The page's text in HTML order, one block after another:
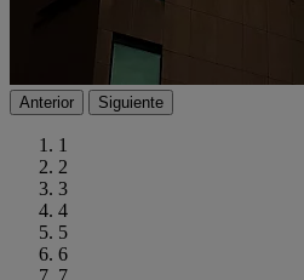
Anterior Siguiente
1
2
3
4
5
6